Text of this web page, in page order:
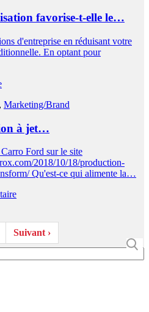
favorise-t-elle le…
d'entreprise en réduisant votre
En optant pour
, Marketing/Brand
à jet…
Ford sur le site
2018/10/18/production-
Qu'est-ce qui alimente la…
Suivant ›